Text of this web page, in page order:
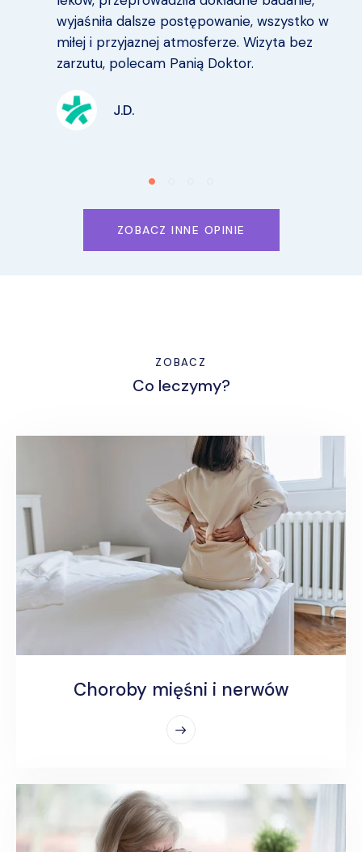
wyjaśniła dalsze postępowanie, wszystko w
miłej i przyjaznej atmosferze. Wizyta bez
zarzutu, polecam Panią Doktor.
J.D.
ZOBACZ INNE OPINIE
ZOBACZ
Co leczymy?
Choroby mięśni i nerwów